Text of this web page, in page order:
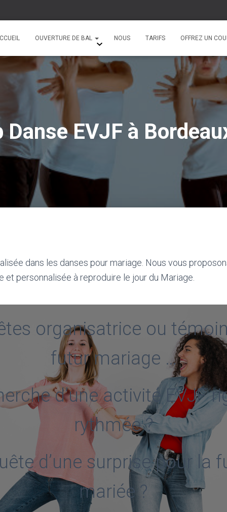
OUVERTURE DE BAL NOUS TARIFS OFFREZ UN
EVJF à
dans les danses pour mariage. Nous vous
et personnalisée à reproduire le jour du Mariage.
organisatrice ou
futur mariage …
d’une activité EVJF
rythmée ?
d’une surprise pour la
mariée ?